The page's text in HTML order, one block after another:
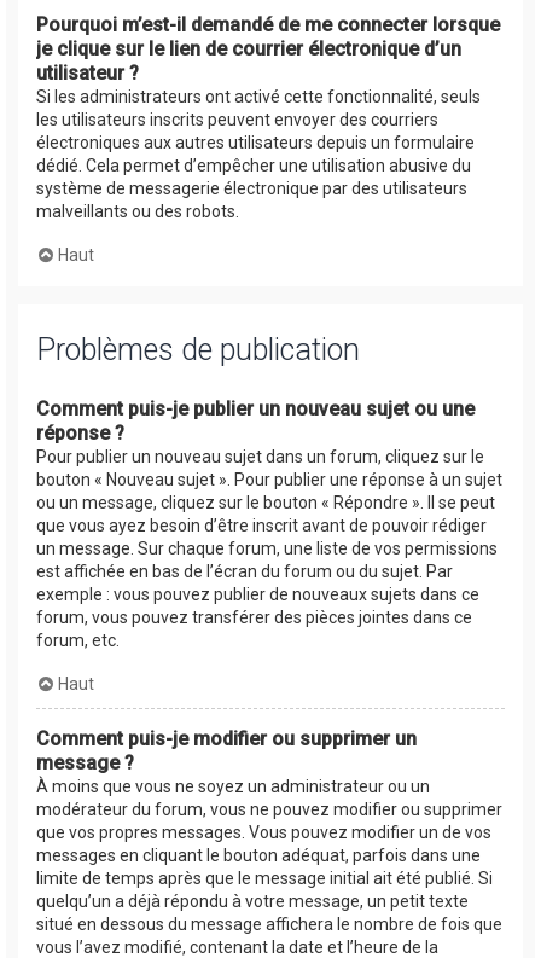
Pourquoi m’est-il demandé de me connecter lorsque
je clique sur le lien de courrier électronique d’un
utilisateur ?
Si les administrateurs ont activé cette fonctionnalité, seuls
les utilisateurs inscrits peuvent envoyer des courriers
électroniques aux autres utilisateurs depuis un formulaire
dédié. Cela permet d’empêcher une utilisation abusive du
système de messagerie électronique par des utilisateurs
malveillants ou des robots.
Haut
Problèmes de publication
Comment puis-je publier un nouveau sujet ou une
réponse ?
Pour publier un nouveau sujet dans un forum, cliquez sur le
bouton « Nouveau sujet ». Pour publier une réponse à un sujet
ou un message, cliquez sur le bouton « Répondre ». Il se peut
que vous ayez besoin d’être inscrit avant de pouvoir rédiger
un message. Sur chaque forum, une liste de vos permissions
est affichée en bas de l’écran du forum ou du sujet. Par
exemple : vous pouvez publier de nouveaux sujets dans ce
forum, vous pouvez transférer des pièces jointes dans ce
forum, etc.
Haut
Comment puis-je modifier ou supprimer un
message ?
À moins que vous ne soyez un administrateur ou un
modérateur du forum, vous ne pouvez modifier ou supprimer
que vos propres messages. Vous pouvez modifier un de vos
messages en cliquant le bouton adéquat, parfois dans une
limite de temps après que le message initial ait été publié. Si
quelqu’un a déjà répondu à votre message, un petit texte
situé en dessous du message affichera le nombre de fois que
vous l’avez modifié, contenant la date et l’heure de la